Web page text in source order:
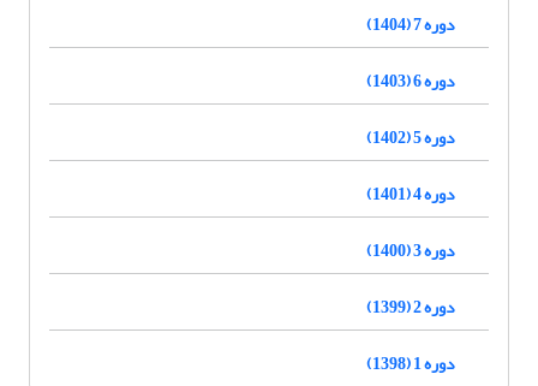
دوره 7 (1404)
دوره 6 (1403)
دوره 5 (1402)
دوره 4 (1401)
دوره 3 (1400)
دوره 2 (1399)
دوره 1 (1398)